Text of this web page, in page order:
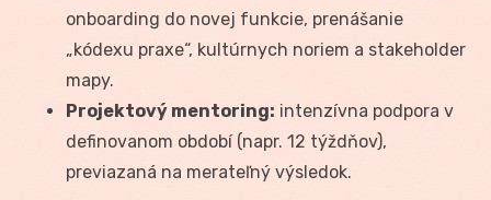
onboarding do novej funkcie, prenášanie
„kódexu praxe“, kultúrnych noriem a stakeholder
mapy.
Projektový mentoring: intenzívna podpora v
definovanom období (napr. 12 týždňov),
previazaná na merateľný výsledok.